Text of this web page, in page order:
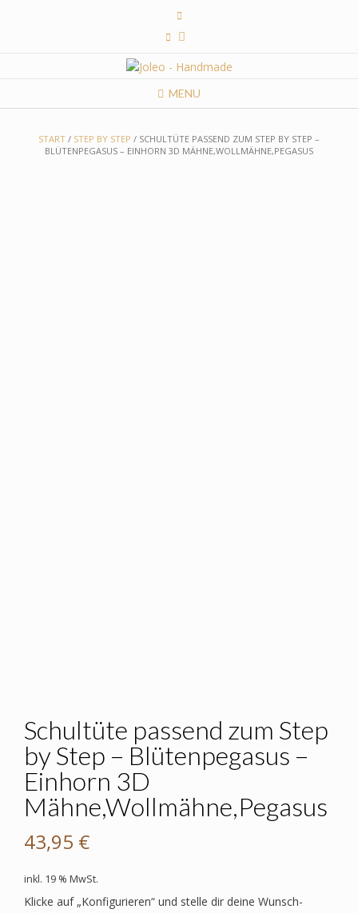
MENU
START / STEP BY STEP / SCHULTÜTE PASSEND ZUM STEP BY STEP –
BLÜTENPEGASUS – EINHORN 3D MÄHNE,WOLLMÄHNE,PEGASUS
Schultüte passend zum Step
by Step – Blütenpegasus –
Einhorn 3D
Mähne,Wollmähne,Pegasus
43,95 €
inkl. 19 % MwSt.
Klicke auf „Konfigurieren“ und stelle dir deine Wunsch-